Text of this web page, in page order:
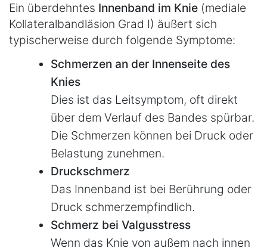
Ein überdehntes Innenband im Knie (mediale
Kollateralbandläsion Grad I) äußert sich
typischerweise durch folgende Symptome:
Schmerzen an der Innenseite des
Knies
Dies ist das Leitsymptom, oft direkt
über dem Verlauf des Bandes spürbar.
Die Schmerzen können bei Druck oder
Belastung zunehmen.
Druckschmerz
Das Innenband ist bei Berührung oder
Druck schmerzempfindlich.
Schmerz bei Valgusstress
Wenn das Knie von außem nach innen